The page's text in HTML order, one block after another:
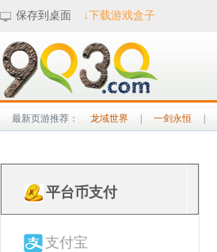
保存到桌面 ↓下载游戏盒子
最新页游推荐： 龙域世界 一剑永恒
平台币支付
支付宝